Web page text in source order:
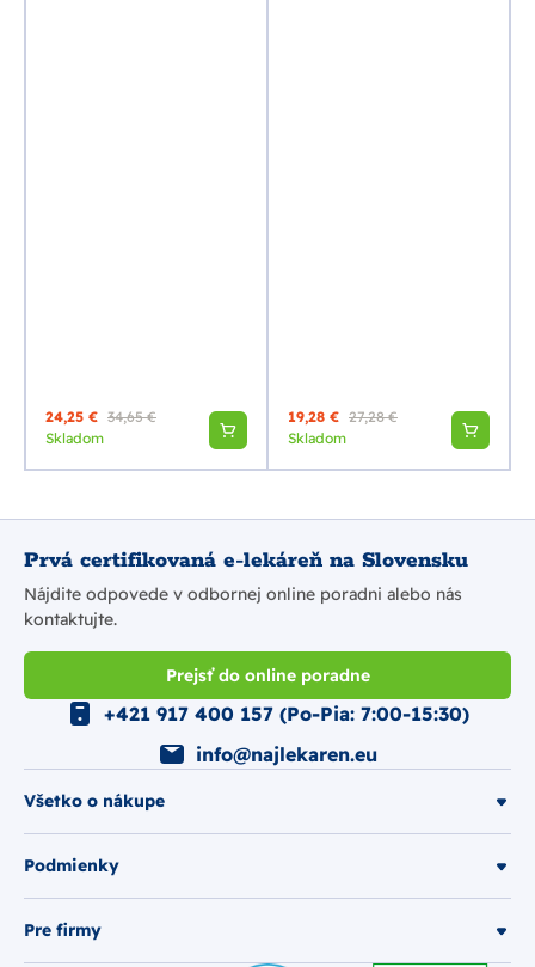
24,25 € 34,65 €
Skladom
19,28 € 27,28 €
Skladom
Prvá certifikovaná e-lekáreň na Slovensku
Nájdite odpovede v odbornej online poradni alebo nás
kontaktujte.
Prejsť do online poradne
Všetko o nákupe
Podmienky
Pre firmy
+421 917 400 157 (Po-Pia: 7:00-15:30)
info@najlekaren.eu